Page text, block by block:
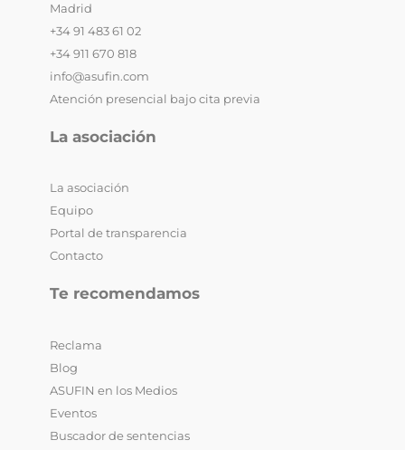
Madrid
+34 91 483 61 02
+34 911 670 818
info@asufin.com
Atención presencial bajo cita previa
La asociación
La asociación
Equipo
Portal de transparencia
Contacto
Te recomendamos
Reclama
Blog
ASUFIN en los Medios
Eventos
Buscador de sentencias